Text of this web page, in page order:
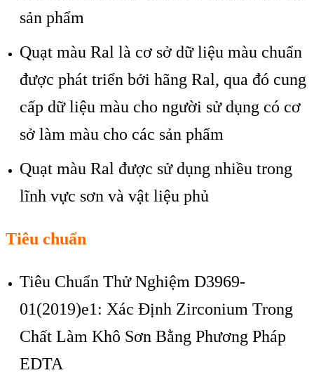
sản phẩm
Quạt màu Ral là cơ sở dữ liệu màu chuẩn
được phát triển bởi hãng Ral, qua đó cung
cấp dữ liệu màu cho người sử dụng có cơ
sở làm màu cho các sản phẩm
Quạt màu Ral được sử dụng nhiều trong
lĩnh vực sơn và vật liệu phủ
Tiêu chuẩn
Tiêu Chuẩn Thử Nghiệm D3969-
01(2019)e1: Xác Định Zirconium Trong
Chất Làm Khô Sơn Bằng Phương Pháp
EDTA